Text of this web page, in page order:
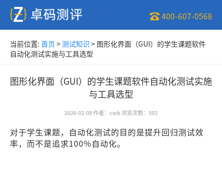
400-607-0568
当前位置: 首页 >测试知识 > 图形化界面（GUI）的学生课题软件
自动化测试实施与工具选型
图形化界面（GUI）的学生课题软件自动化测试实施
与工具选型
2026-02-09作者： cwb 浏览次数： 592
对于学生课题，自动化测试的目的是提升回归测试效
率，而不是追求100%自动化。